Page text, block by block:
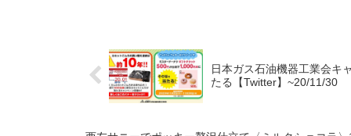
日本ガス石油機器工業会キ
たる【Twitter】~20/11/30